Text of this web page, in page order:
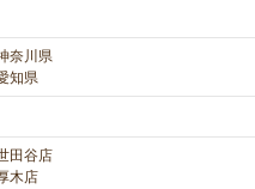
奈川県
知県
田谷店
木店